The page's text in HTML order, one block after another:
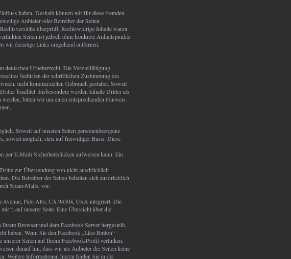
haben. Deshalb können wir für diese fremden
Anbieter oder Betreiber der Seiten
überprüft. Rechtswidrige Inhalte waren
Seiten ist jedoch ohne konkrete Anhaltspunkte
wir derartige Links umgehend entfernen.
deutschen Urheberrecht. Die Vervielfältigung,
bedürfen der schriftlichen Zustimmung des
nicht kommerziellen Gebrauch gestattet. Soweit
beachtet. Insbesondere werden Inhalte Dritter als
bitten wir um einen entsprechenden Hinweis.
Soweit auf unseren Seiten personenbezogene
soweit möglich, stets auf freiwilliger Basis. Diese
per E-Mail) Sicherheitslücken aufweisen kann. Ein
zur Übersendung von nicht ausdrücklich
Die Betreiber der Seiten behalten sich ausdrücklich
Spam-Mails, vor.
Avenue, Palo Alto, CA 94304, USA integriert. Die
auf unserer Seite. Eine Übersicht über die
Browser und dem Facebook-Server hergestellt.
haben. Wenn Sie den Facebook „Like-Button“
Seiten auf Ihrem Facebook-Profil verlinken.
darauf hin, dass wir als Anbieter der Seiten keine
Weitere Informationen hierzu finden Sie in der